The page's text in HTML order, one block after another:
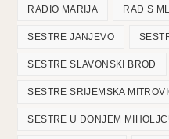
RADIO MARIJA RAD S
SESTRE JANJEVO
SESTRE SLAVONSKI BROD
SESTRE SRIJEMSKA
SESTRE U DONJEM